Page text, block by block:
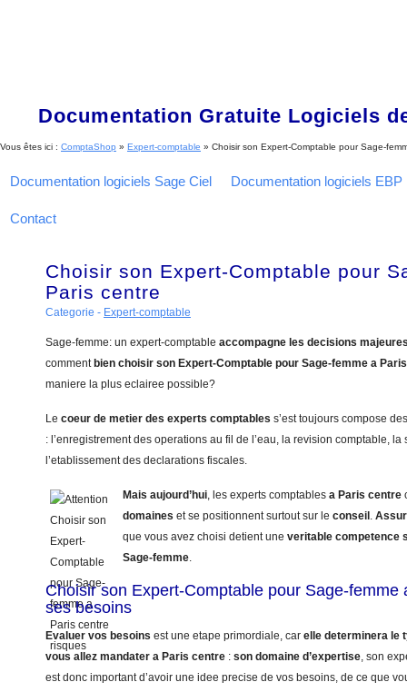
Documentation Gratuite Logiciels
Vous êtes ici : ComptaShop » Expert-comptable » Choisir son Expert-Comptable pour Sage-
Documentation logiciels Sage Ciel Documentation logiciels EBP
Contact
Choisir son Expert-Comptable pour
Paris centre
Categorie - Expert-comptable
Sage-femme: un expert-comptable accompagne les decisions
comment bien choisir son Expert-Comptable pour Sage-femme a
maniere la plus eclairee possible?
Le coeur de metier des experts comptables s’est toujours compose
: l’enregistrement des operations au fil de l’eau, la revision comptable, la
l’etablissement des declarations fiscales.
Mais aujourd’hui, les experts comptables a Paris centre
domaines et se positionnent surtout sur le conseil .
que vous avez choisi detient une veritable competence
Sage-femme.
Choisir son Expert-Comptable pour Sage-femme
ses besoins
Evaluer vos besoins est une etape primordiale, car elle determinera le
vous allez mandater a Paris centre : son domaine d’expertise, son
est donc important d’avoir une idee precise de vos besoins, de ce que